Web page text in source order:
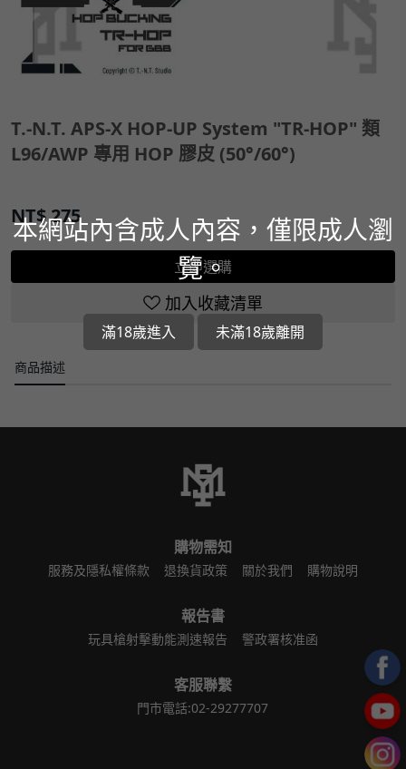
T.-N.T. APS-X HOP-UP System "TR-HOP" 類
L96/AWP 專用 HOP 膠皮 (50°/60°)
NT$275
立即選購
加入收藏清單
商品描述
購物需知
服務及隱私權條款 退換貨政策 關於我們 購物說明
報告書
玩具槍射擊動能測速報告 警政署核准函
客服聯繫
門市電話:02-29277707
本網站內含成人內容，僅限成人瀏
覽。
滿18歲進入 未滿18歲離開